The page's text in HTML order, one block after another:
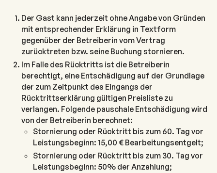
Der Gast kann jederzeit ohne Angabe von Gründen
mit entsprechender Erklärung in Textform
gegenüber der Betreiberin vom Vertrag
zurücktreten bzw. seine Buchung stornieren.
Im Falle des Rücktritts ist die Betreiberin
berechtigt, eine Entschädigung auf der Grundlage
der zum Zeitpunkt des Eingangs der
Rücktrittserklärung gültigen Preisliste zu
verlangen. Folgende pauschale Entschädigung wird
von der Betreiberin berechnet:
Stornierung oder Rücktritt bis zum 60. Tag vor
Leistungsbeginn: 15,00 € Bearbeitungsentgelt;
Stornierung oder Rücktritt bis zum 30. Tag vor
Leistungsbeginn: 50% der Anzahlung;